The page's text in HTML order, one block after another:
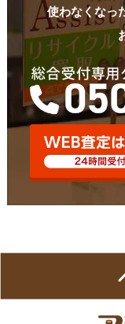
使わなくなっ